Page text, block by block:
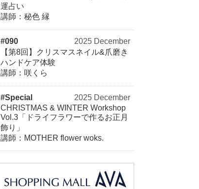
運占い
講師：秘色 縁
#090
2025 December
【第8回】クリスマスネイル&爪磨き
ハンドケア体験
講師：咲くら
#Special
2025 December
CHRISTMAS & WINTER Workshop
Vol.3「ドライフラワーで作るお正月
飾り」
講師：MOTHER flower woks.